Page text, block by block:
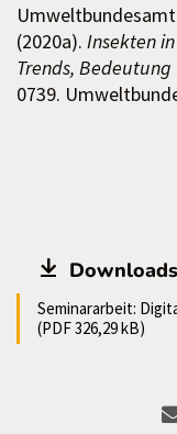
(2020a). Insekten
Trends,
0739.
Downloads
Seminararbeit:
(PDF 326,29 kB)